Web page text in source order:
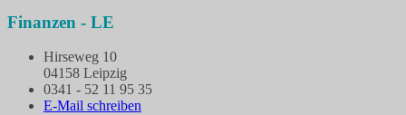
Finanzen - LE
Hirseweg 10
04158 Leipzig
0341 - 52 11 95 35
E-Mail schreiben